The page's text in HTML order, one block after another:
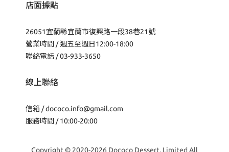
店面據點
26051宜蘭縣宜蘭市復興路一段38巷21號
營業時間 / 週五至週日12:00-18:00
聯絡電話 / 03-933-3650
線上聯絡
信箱 /dococo.info@gmail.com
服務時間 / 10:00-20:00
Copyright © 2020-2026 Dococo Dessert, Limited All